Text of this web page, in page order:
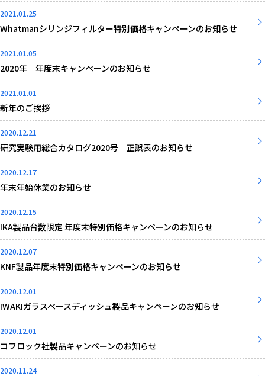
2021.01.25
Whatmanシリンジフィルター特別価格キャンペーンのお知らせ
2021.01.05
2020年 年度末キャンペーンのお知らせ
2021.01.01
新年のご挨拶
2020.12.21
研究実験用総合カタログ2020号 正誤表のお知らせ
2020.12.17
年末年始休業のお知らせ
2020.12.15
IKA製品台数限定 年度末特別価格キャンペーンのお知らせ
2020.12.07
KNF製品年度末特別価格キャンペーンのお知らせ
2020.12.01
IWAKIガラスベースディッシュ製品キャンペーンのお知らせ
2020.12.01
コフロック社製品キャンペーンのお知らせ
2020.11.24